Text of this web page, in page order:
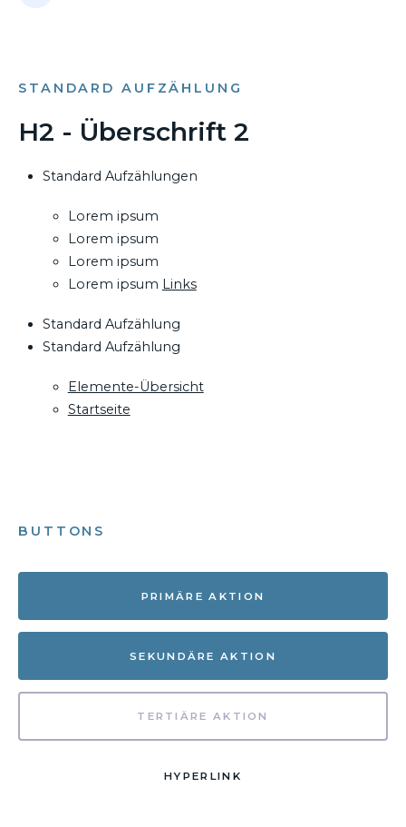
STANDARD AUFZÄHLUNG
H2 - Überschrift 2
Standard Aufzählungen
Lorem ipsum
Lorem ipsum
Lorem ipsum
Lorem ipsum Links
Standard Aufzählung
Standard Aufzählung
Elemente-Übersicht
Startseite
BUTTONS
PRIMÄRE AKTION
SEKUNDÄRE AKTION
TERTIÄRE AKTION
HYPERLINK